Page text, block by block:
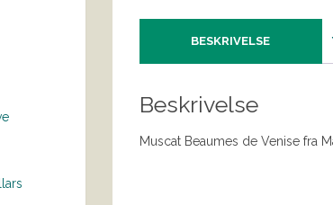
BESKRIVELSE
Beskrivelse
Muscat Beaumes de Venise fra